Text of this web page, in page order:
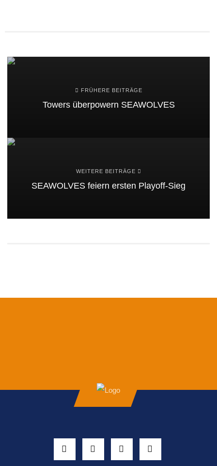
FRÜHERE BEITRÄGE
Towers überpowern SEAWOLVES
WEITERE BEITRÄGE
SEAWOLVES feiern ersten Playoff-Sieg